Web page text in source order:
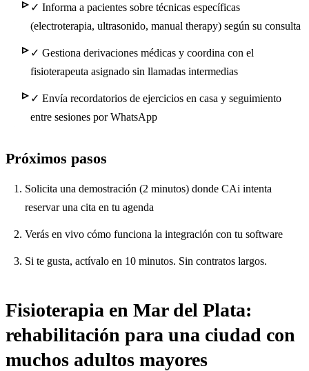
✓ Informa a pacientes sobre técnicas específicas
(electroterapia, ultrasonido, manual therapy) según su consulta
✓ Gestiona derivaciones médicas y coordina con el
fisioterapeuta asignado sin llamadas intermedias
✓ Envía recordatorios de ejercicios en casa y seguimiento
entre sesiones por WhatsApp
Próximos pasos
Solicita una demostración (2 minutos) donde CAi intenta
reservar una cita en tu agenda
Verás en vivo cómo funciona la integración con tu software
Si te gusta, actívalo en 10 minutos. Sin contratos largos.
Fisioterapia en Mar del Plata:
rehabilitación para una ciudad con
muchos adultos mayores